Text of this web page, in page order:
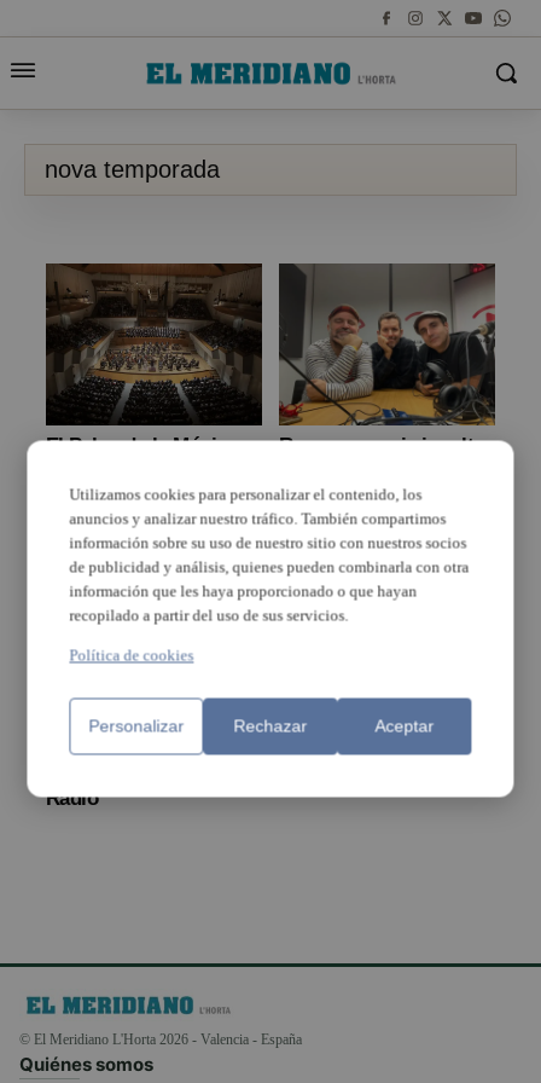
nova temporada
El Palau de la Música
arrancades de
temporada de la seua
història
Reagge, poesia i molt
temporada d’Aldaia
Ràdio
Arranca una nova
Ràdio
© El Meridiano L'Horta 2026 - Valencia - España
Quiénes somos
Utilizamos cookies para personalizar el contenido, los
anuncios y analizar nuestro tráfico. También compartimos
información sobre su uso de nuestro sitio con nuestros socios
de publicidad y análisis, quienes pueden combinarla con otra
información que les haya proporcionado o que hayan
recopilado a partir del uso de sus servicios.
Política de cookies
Personalizar Rechazar Aceptar